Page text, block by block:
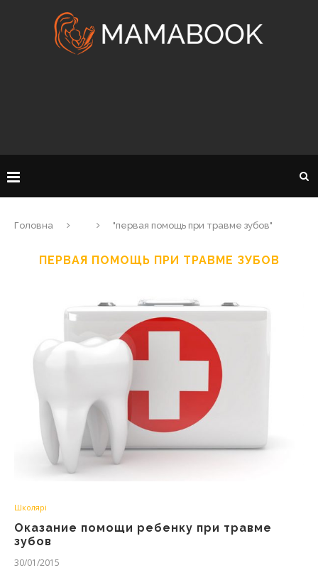
Головна "первая помощь при травме зубов"
ПЕРВАЯ ПОМОЩЬ ПРИ ТРАВМЕ ЗУБОВ
Школярі
Оказание помощи ребенку при травме
зубов
30/01/2015